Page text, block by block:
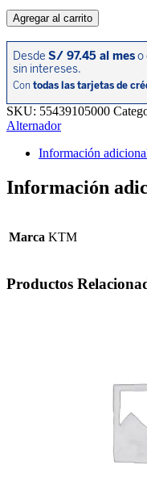
ROTOR
250TPI
18-
20/300TPI
18-
20.
cantidad
Agregar al carrito
SKU: 55439105000
Alternador
Información
Información
Marca KTM
Productos